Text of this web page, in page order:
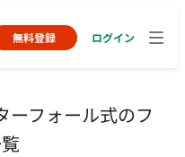
無料登録 ログイン
ーフォール式のフ